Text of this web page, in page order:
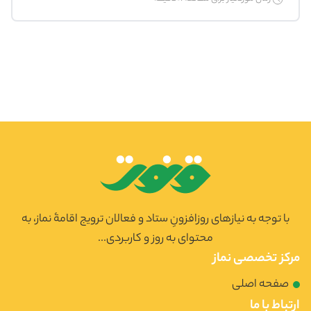
با توجه به نیازهای روزافزونِ ستاد و فعالان ترویج اقامۀ نماز، به
محتوای به روز و کاربردی...
مرکز تخصصی نماز
صفحه اصلی
ارتباط با ما